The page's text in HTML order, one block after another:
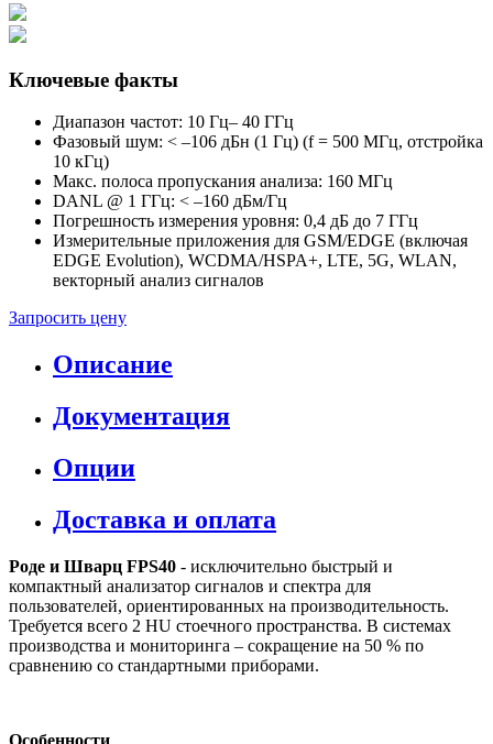
Ключевые факты
Диапазон частот: 10 Гц– 40 ГГц
Фазовый шум: < –106 дБн (1 Гц) (f = 500 МГц, отстройка
10 кГц)
Макс. полоса пропускания анализа: 160 МГц
DANL @ 1 ГГц: < –160 дБм/Гц
Погрешность измерения уровня: 0,4 дБ до 7 ГГц
Измерительные приложения для GSM/EDGE (включая
EDGE Evolution), WCDMA/HSPA+, LTE, 5G, WLAN,
векторный анализ сигналов
Запросить цену
Описание
Документация
Опции
Доставка и оплата
Роде и Шварц FPS40 - исключительно быстрый и
компактный анализатор сигналов и спектра для
пользователей, ориентированных на производительность.
Требуется всего 2 HU стоечного пространства. В системах
производства и мониторинга – сокращение на 50 % по
сравнению со стандартными приборами.
Особенности